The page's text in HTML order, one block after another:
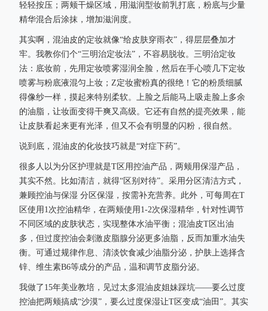
轻轻按压；两颊干燥区域，用滋润型妆前乳打底，粉底与少量
精华混合后涂抹，增加滋润度。
其实啊，混油皮的定妆就像“给皮肤穿雨衣”，得层层叠加才
牢。我教你们个“三明治定妆法”，不容易脱妆。三明治定妆
法：底妆前，先用定妆喷雾湿润全脸，然后在手心喷几下定妆
喷雾与粉底液混匀上妆；Z定妆蜜粉真的很绝！它的粉质细腻
得像纱一样，摸起来特别柔软。上脸之后能马上吸走脸上多余
的油脂，让妆面变得干爽又高级。它还有自然的提亮效果，能
让皮肤看起来更有光泽，但又不会有明显的闪粉，很自然。
说到底，混油皮的化妆技巧就是“对症下药”。
很多人以为分区护理就是T区用控油产品，两颊用保湿产品，
其实不然。比如清洁，就得“区别对待”。采用分区清洁方式，
兼顾控油与保湿 分区保湿，按需补充营养。此外，可每周在T
区使用1次控油精华，在两颊使用1-2次保湿精华，针对性调节
不同区域的皮肤状态，实现整体水油平衡；混油皮T区出油
多，但过度控油会刺激皮脂腺分泌更多油脂，反而加重水油失
衡。可通过规律作息、清淡饮食减少油脂分泌，护肤上选择含
锌、维生素B6等成分的产品，温和调节皮脂分泌。
我做了15年美业教培，见过太多混油皮姐妹踩坑——要么过度
控油把两颊搞成“沙漠”，要么过度保湿让T区变成“油田”。其实